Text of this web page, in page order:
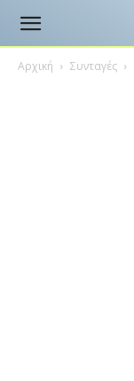
Αρχική Συνταγές